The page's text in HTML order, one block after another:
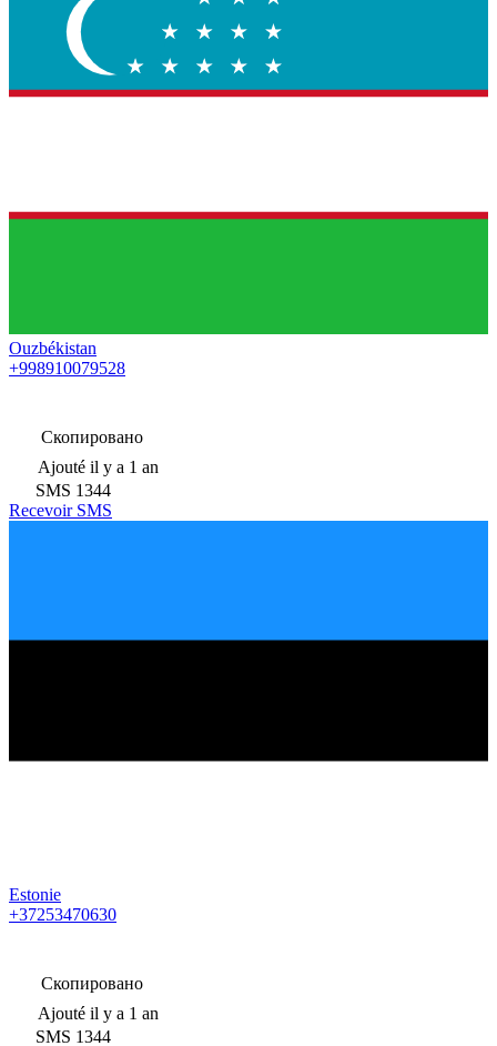
Ouzbékistan
+998910079528
Скопировано
Ajouté il y a 1 an
SMS 1344
Recevoir SMS
Estonie
+37253470630
Скопировано
Ajouté il y a 1 an
SMS 1344